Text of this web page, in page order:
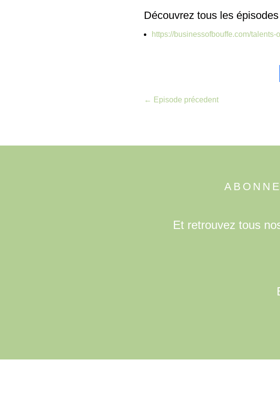
Découvrez tous les
https://businessofbouffe.com/talents-
← Episode précedent
Et retrouvez tous